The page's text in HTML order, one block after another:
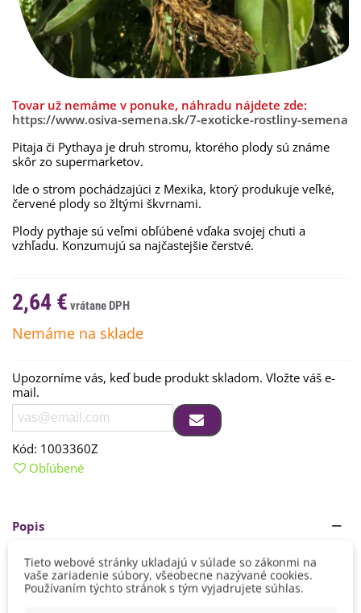
Tovar už nemáme v ponuke, náhradu nájdete zde:
https://www.osiva-semena.sk/7-exoticke-rostliny-semena
Pitaja či Pythaya je druh stromu, ktorého plody sú známe
skôr zo supermarketov.
Ide o strom pochádzajúci z Mexika, ktorý produkuje veľké,
červené plody so žltými škvrnami.
Plody pythaje sú veľmi obľúbené vďaka svojej chuti a
vzhľadu. Konzumujú sa najčastejšie čerstvé.
2,64 €
Nemáme na sklade
Upozorníme vás, keď bude produkt skladom. Vložte váš e-
mail.
Kód: 1003360Z
Obľúbené
Popis
Návod na pestovanie
Semienka vysievame do piesčitého substrátu . Na urýchlenie
Tieto webové stránky ukladajú v súlade so zákonmi na
vaše zariadenie súbory, všeobecne nazývané cookies.
Používaním týchto stránok s tým vyjadrujete súhlas.